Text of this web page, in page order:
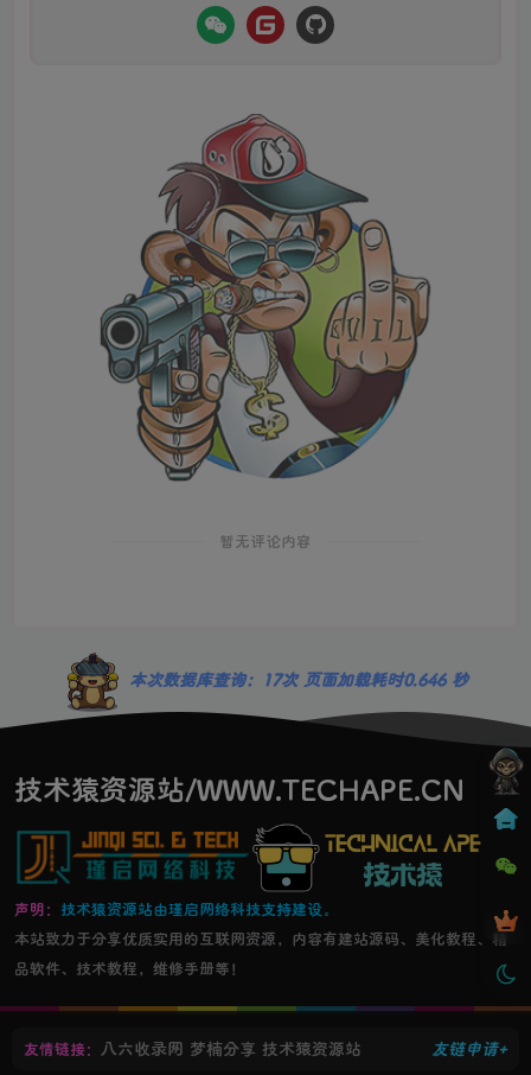
暂无评论内容
本次数据库查询：17次 页面加载耗时0.646 秒
技术猿资源站/WWW.TECHAPE.CN
声明： 技术猿资源站由瑾启网络科技支持建设。
本站致力于分享优质实用的互联网资源，内容有建站源码、美化教程、精
品软件、技术教程，维修手册等！
友链申请+
友情链接： 八六收录网 梦楠分享 技术猿资源站